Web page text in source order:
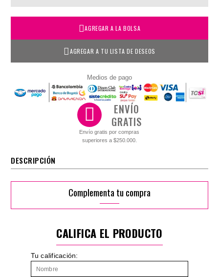
AGREGAR A LA BOLSA
AGREGAR A TU LISTA DE DESEOS
Medios de pago
ENVÍO
GRATIS
Envío gratis por compras
superiores a $250.000.
DESCRIPCIÓN
Complementa tu compra
CALIFICA EL PRODUCTO
Tu calificación: